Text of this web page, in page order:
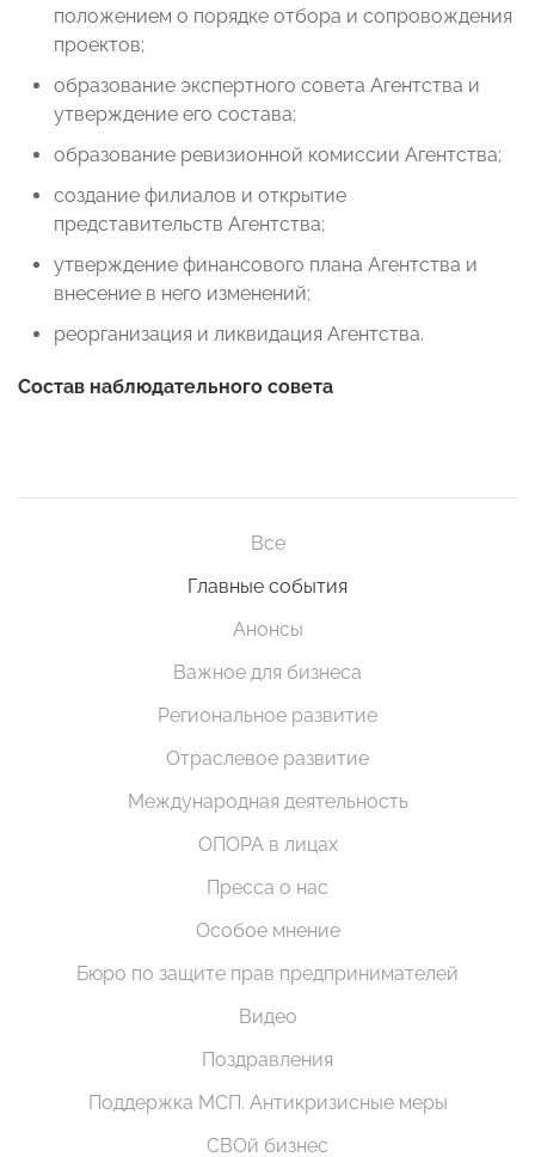
положением о порядке отбора и сопровождения
проектов;
образование экспертного совета Агентства и
утверждение его состава;
образование ревизионной комиссии Агентства;
создание филиалов и открытие
представительств Агентства;
утверждение финансового плана Агентства и
внесение в него изменений;
реорганизация и ликвидация Агентства.
Состав наблюдательного совета
Все
Главные события
Анонсы
Важное для бизнеса
Региональное развитие
Отраслевое развитие
Международная деятельность
ОПОРА в лицах
Пресса о нас
Особое мнение
Бюро по защите прав предпринимателей
Видео
Поздравления
Поддержка МСП. Антикризисные меры
СВОй бизнес